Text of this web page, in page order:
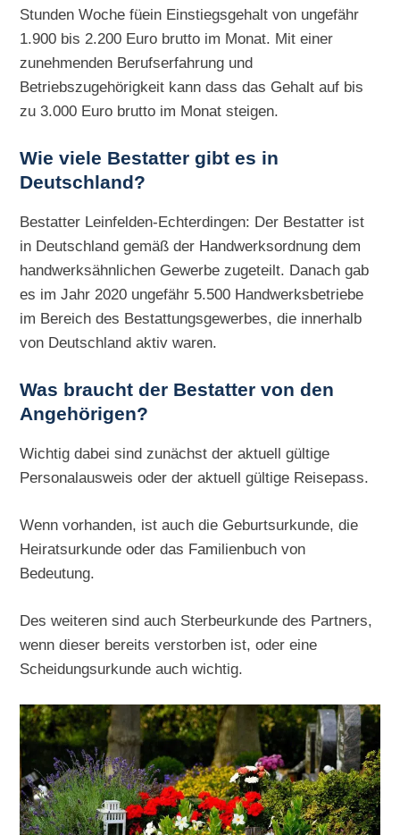
Stunden Woche füein Einstiegsgehalt von ungefähr
1.900 bis 2.200 Euro brutto im Monat. Mit einer
zunehmenden Berufserfahrung und
Betriebszugehörigkeit kann dass das Gehalt auf bis
zu 3.000 Euro brutto im Monat steigen.
Wie viele Bestatter gibt es in
Deutschland?
Bestatter Leinfelden-Echterdingen: Der Bestatter ist
in Deutschland gemäß der Handwerksordnung dem
handwerksähnlichen Gewerbe zugeteilt. Danach gab
es im Jahr 2020 ungefähr 5.500 Handwerksbetriebe
im Bereich des Bestattungsgewerbes, die innerhalb
von Deutschland aktiv waren.
Was braucht der Bestatter von den
Angehörigen?
Wichtig dabei sind zunächst der aktuell gültige
Personalausweis oder der aktuell gültige Reisepass.
Wenn vorhanden, ist auch die Geburtsurkunde, die
Heiratsurkunde oder das Familienbuch von
Bedeutung.
Des weiteren sind auch Sterbeurkunde des Partners,
wenn dieser bereits verstorben ist, oder eine
Scheidungsurkunde auch wichtig.